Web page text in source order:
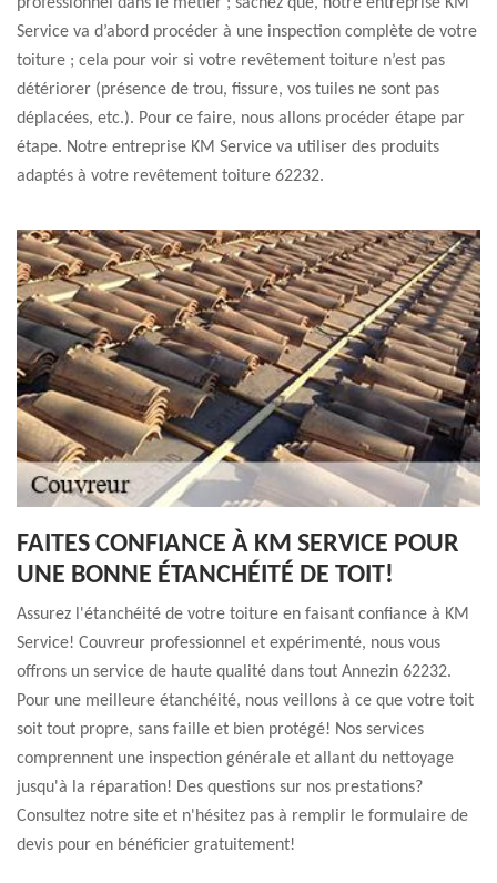
Service va d’abord procéder à une inspection complète de votre
toiture ; cela pour voir si votre revêtement toiture n’est pas
détériorer (présence de trou, fissure, vos tuiles ne sont pas
déplacées, etc.). Pour ce faire, nous allons procéder étape par
étape. Notre entreprise KM Service va utiliser des produits
adaptés à votre revêtement toiture 62232.
FAITES CONFIANCE À KM SERVICE POUR
UNE BONNE ÉTANCHÉITÉ DE TOIT!
Assurez l'étanchéité de votre toiture en faisant confiance à KM
Service! Couvreur professionnel et expérimenté, nous vous
offrons un service de haute qualité dans tout Annezin 62232.
Pour une meilleure étanchéité, nous veillons à ce que votre toit
soit tout propre, sans faille et bien protégé! Nos services
comprennent une inspection générale et allant du nettoyage
jusqu'à la réparation! Des questions sur nos prestations?
Consultez notre site et n'hésitez pas à remplir le formulaire de
devis pour en bénéficier gratuitement!